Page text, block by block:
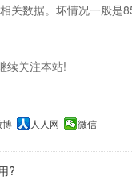
关数据。坏情况一般是
关注本站!
博 人人网 微信
?